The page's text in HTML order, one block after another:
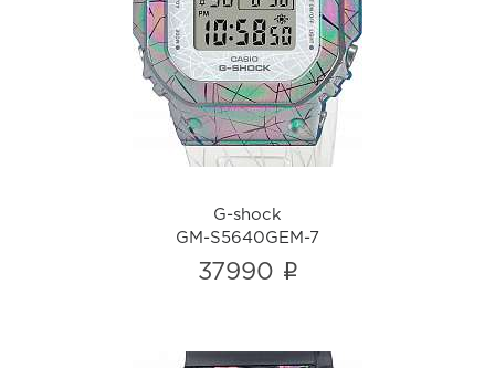
G-shock
GM-S5640GEM-7
i
G-shock
GM-S5640GEM-7
37990 i